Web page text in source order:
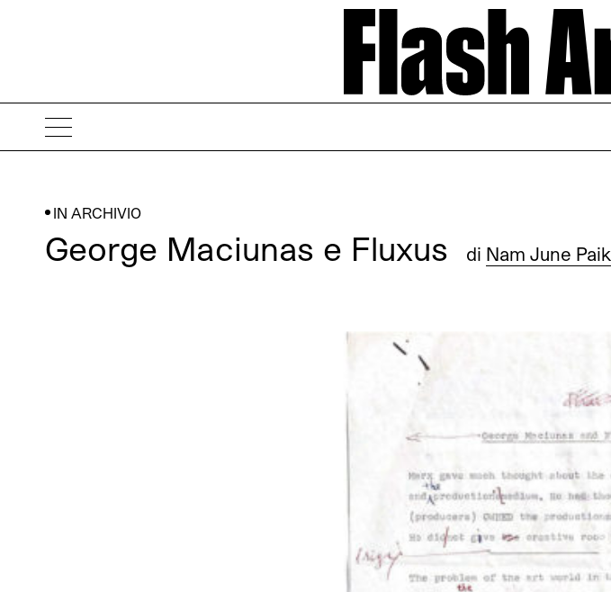
IN ARCHIVIO
George Maciunas e Fluxus di Nam June Paik